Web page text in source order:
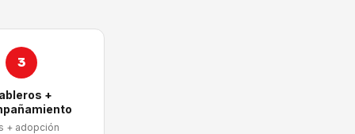
3
+
+ adopción